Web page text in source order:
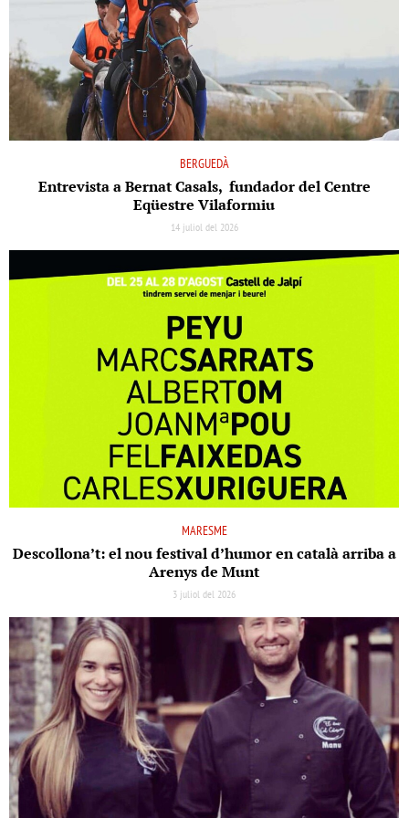
BERGUEDÀ
Entrevista a Bernat Casals, fundador del Centre
Eqüestre Vilaformiu
14 juliol del 2026
MARESME
Descollona’t: el nou festival d’humor en català arriba a
Arenys de Munt
3 juliol del 2026